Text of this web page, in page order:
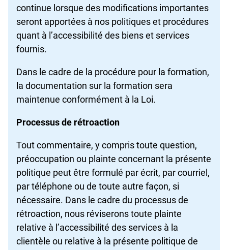
continue lorsque des modifications importantes
seront apportées à nos politiques et procédures
quant à l’accessibilité des biens et services
fournis.
Dans le cadre de la procédure pour la formation,
la documentation sur la formation sera
maintenue conformément à la Loi.
Processus de rétroaction
Tout commentaire, y compris toute question,
préoccupation ou plainte concernant la présente
politique peut être formulé par écrit, par courriel,
par téléphone ou de toute autre façon, si
nécessaire. Dans le cadre du processus de
rétroaction, nous réviserons toute plainte
relative à l’accessibilité des services à la
clientèle ou relative à la présente politique de